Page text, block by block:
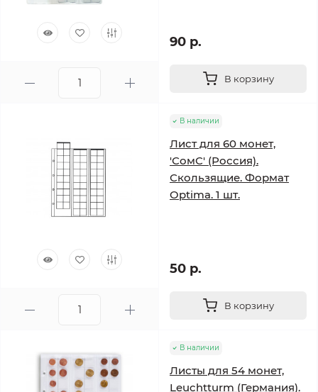
90 р.
В корзину
В наличии
Лист для 60 монет,
'СомС' (Россия).
Скользящие. Формат
Optima. 1 шт.
50 р.
В корзину
В наличии
Листы для 54 монет,
Leuchtturm (Германия).